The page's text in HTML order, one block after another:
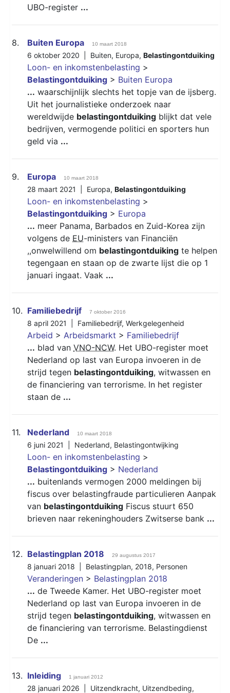
UBO-register ...
8. Buiten Europa 10 maart 2018
6 oktober 2020 | Buiten, Europa, Belastingontduiking
Loon- en inkomstenbelasting >
Belastingontduiking > Buiten Europa
... waarschijnlijk slechts het topje van de ijsberg.
Uit het journalistieke onderzoek naar
wereldwijde belastingontduiking blijkt dat vele
bedrijven, vermogende politici en sporters hun
geld via ...
9. Europa 10 maart 2018
28 maart 2021 | Europa, Belastingontduiking
Loon- en inkomstenbelasting >
Belastingontduiking > Europa
... meer Panama, Barbados en Zuid-Korea zijn
volgens de EU-ministers van Financiën
,,onwelwillend om belastingontduiking te helpen
tegengaan en staan op de zwarte lijst die op 1
januari ingaat. Vaak ...
10. Familiebedrijf 7 oktober 2016
8 april 2021 | Familiebedrijf, Werkgelegenheid
Arbeid > Arbeidsmarkt > Familiebedrijf
... blad van VNO-NCW. Het UBO-register moet
Nederland op last van Europa invoeren in de
strijd tegen belastingontduiking, witwassen en
de financiering van terrorisme. In het register
staan de ...
11. Nederland 10 maart 2018
6 juni 2021 | Nederland, Belastingontwijking
Loon- en inkomstenbelasting >
Belastingontduiking > Nederland
... buitenlands vermogen 2000 meldingen bij
fiscus over belastingfraude particulieren Aanpak
van belastingontduiking Fiscus stuurt 650
brieven naar rekeninghouders Zwitserse bank ...
12. Belastingplan 2018 29 augustus 2017
8 januari 2018 | Belastingplan, 2018, Personen
Veranderingen > Belastingplan 2018
... de Tweede Kamer. Het UBO-register moet
Nederland op last van Europa invoeren in de
strijd tegen belastingontduiking, witwassen en
de financiering van terrorisme. Belastingdienst
De ...
13. Inleiding 1 januari 2012
28 januari 2026 | Uitzendkracht, Uitzendbeding,